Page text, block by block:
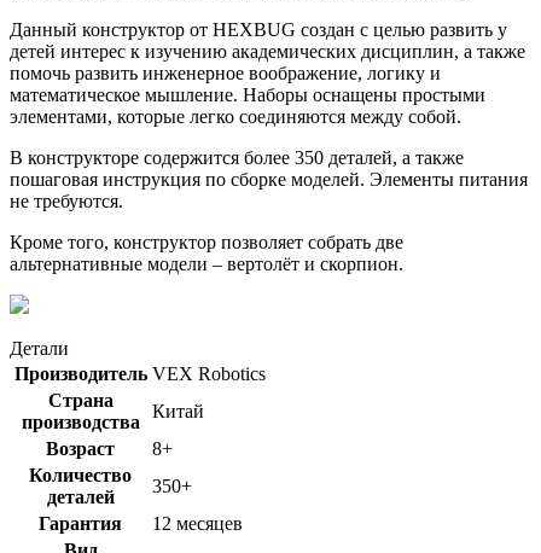
Данный конструктор от HEXBUG создан с целью развить у
детей интерес к изучению академических дисциплин, а также
помочь развить инженерное воображение, логику и
математическое мышление. Наборы оснащены простыми
элементами, которые легко соединяются между собой.
В конструкторе содержится более 350 деталей, а также
пошаговая инструкция по сборке моделей. Элементы питания
не требуются.
Кроме того, конструктор позволяет собрать две
альтернативные модели – вертолёт и скорпион.
Детали
Производитель VEX Robotics
Страна
производства
Китай
Возраст
8+
Количество
деталей
350+
Гарантия
12 месяцев